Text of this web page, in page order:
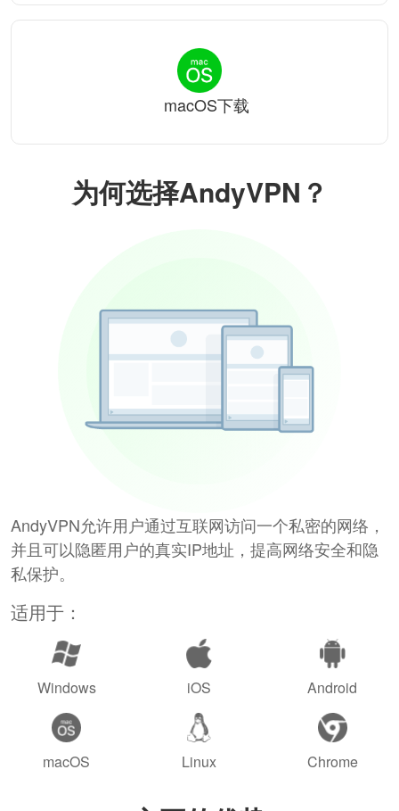
为何选择AndyVPN？
AndyVPN允许用户通过互联网访问一个私密的网络，
并且可以隐匿用户的真实IP地址，提高网络安全和隐
私保护。
适用于：
Windows iOS Android
macOS Linux Chrome
macOS下载